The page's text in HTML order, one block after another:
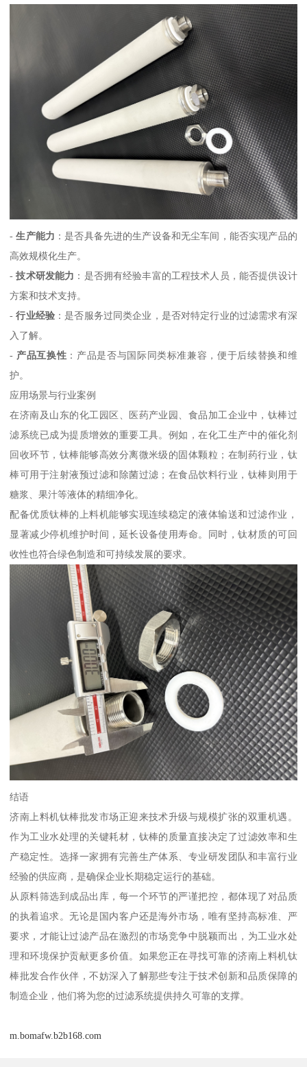
-生产能力 ：是否具备先进的生产设备和无尘车间，能否实现产品的
高效规模化生产。
-技术研发能力 ：是否拥有经验丰富的工程技术人员，能否提供设计
方案和技术支持。
-行业经验 ：是否服务过同类企业，是否对特定行业的过滤需求有深
入了解。
- 产品互换性 ：产品是否与国际同类标准兼容，便于后续替换和维
护。
应用场景与行业案例
在济南及山东的化工园区、医药产业园、食品加工企业中，钛棒过
滤系统已成为提质增效的重要工具。例如，在化工生产中的催化剂
回收环节，钛棒能够高效分离微米级的固体颗粒；在制药行业，钛
棒可用于注射液预过滤和除菌过滤；在食品饮料行业，钛棒则用于
糖浆、果汁等液体的精细净化。
配备优质钛棒的上料机能够实现连续稳定的液体输送和过滤作业，
显著减少停机维护时间，延长设备使用寿命。同时，钛材质的可回
收性也符合绿色制造和可持续发展的要求。
结语
济南上料机钛棒批发市场正迎来技术升级与规模扩张的双重机遇。
作为工业水处理的关键耗材，钛棒的质量直接决定了过滤效率和生
产稳定性。选择一家拥有完善生产体系、专业研发团队和丰富行业
经验的供应商，是确保企业长期稳定运行的基础。
从原料筛选到成品出库，每一个环节的严谨把控，都体现了对品质
的执着追求。无论是国内客户还是海外市场，唯有坚持高标准、严
要求，才能让过滤产品在激烈的市场竞争中脱颖而出，为工业水处
理和环境保护贡献更多价值。如果您正在寻找可靠的济南上料机钛
棒批发合作伙伴，不妨深入了解那些专注于技术创新和品质保障的
制造企业，他们将为您的过滤系统提供持久可靠的支撑。
m.bomafw.b2b168.com